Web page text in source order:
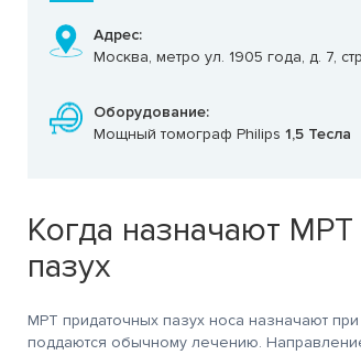
Адрес:
Москва, метро ул. 1905 года, д. 7,
Оборудование:
Мощный томограф Philips 1,5 Тесла
Когда назначают
пазух
МРТ придаточных пазух носа назначают
поддаются обычному лечению.